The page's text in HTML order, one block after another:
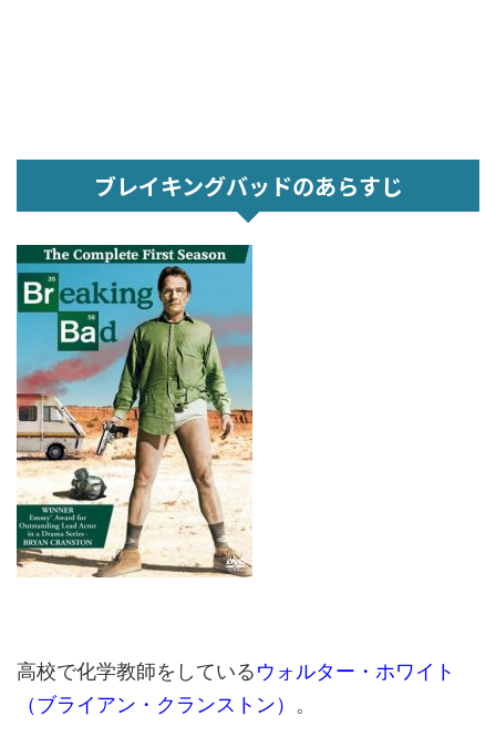
ブレイキングバッドのあらすじ
高校で化学教師をしているウォルター・ホワイト
（ブライアン・クランストン） 。